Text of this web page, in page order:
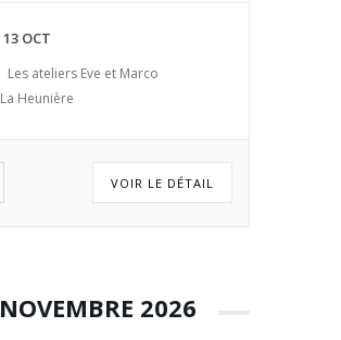
13 OCT
Les ateliers Eve et Marco
La Heunière
VOIR LE DÉTAIL
NOVEMBRE 2026